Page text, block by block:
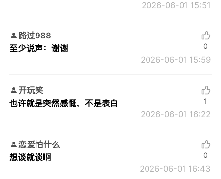
2026-06-01 15:51
路过988
至少说声：谢谢
2026-06-01 15:59
0
开玩笑
也许就是突然感慨，不是表白
2026-06-01 16:22
1
恋爱怕什么
想谈就谈啊
2026-06-01 16:43
0